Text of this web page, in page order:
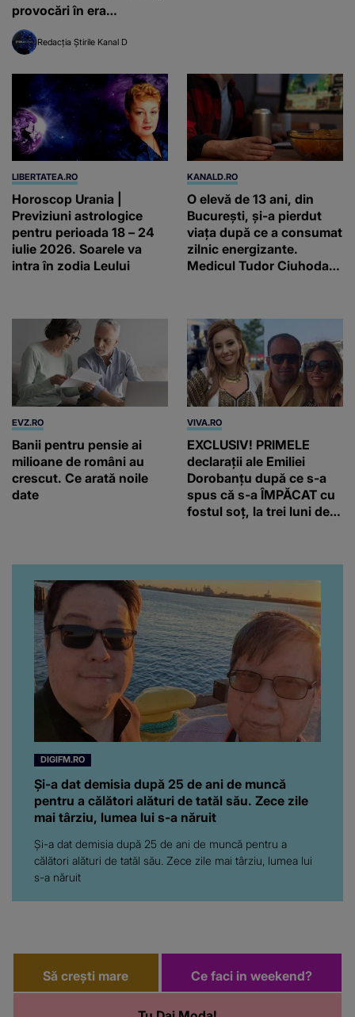
provocări în era
inteligenței artificiale
Redacția Știrile Kanal D
LIBERTATEA.RO
Horoscop Urania |
Previziuni astrologice
pentru perioada 18 – 24
iulie 2026. Soarele va
intra în zodia Leului
KANALD.RO
O elevă de 13 ani, din
București, și-a pierdut
viața după ce a consumat
zilnic energizante.
Medicul Tudor Ciuhodaru
EVZ.RO
Banii pentru pensie ai
milioane de români au
crescut. Ce arată noile
date
VIVA.RO
EXCLUSIV! PRIMELE
declarații ale Emiliei
Dorobanțu după ce s-a
spus că s-a ÎMPĂCAT cu
fostul soț, la trei luni de
artistă i-a lăsat MASCĂ
pe toți. De data aceasta,
chiar a rupt tăcerea:
”Poate că aveam să ne
spunem, să ne...”
DIGIFM.RO
Și-a dat demisia după 25 de ani de muncă
pentru a călători alături de tatăl său. Zece zile
mai târziu, lumea lui s-a năruit
Și-a dat demisia după 25 de ani de muncă pentru a
călători alături de tatăl său. Zece zile mai târziu, lumea lui
s-a năruit
Să crești mare Ce faci in weekend?